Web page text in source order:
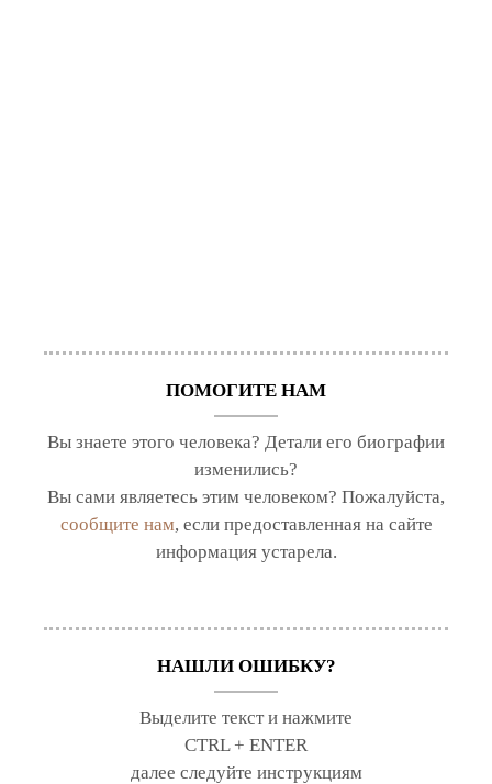
ПОМОГИТЕ НАМ
Вы знаете этого человека? Детали его биографии
изменились?
Вы сами являетесь этим человеком? Пожалуйста,
сообщите нам, если предоставленная на сайте
информация устарела.
НАШЛИ ОШИБКУ?
Выделите текст и нажмите
CTRL + ENTER
далее следуйте инструкциям